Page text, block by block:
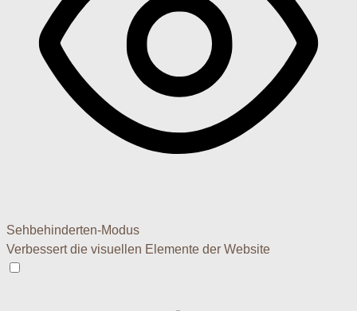
Sehbehinderten-Modus
Verbessert die visuellen Elemente der Website